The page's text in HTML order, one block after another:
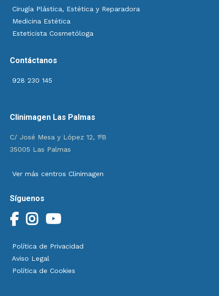
Cirugía Plástica, Estética y Reparadora
Medicina Estética
Esteticista Cosmetóloga
Contáctanos
928 230 145
Clinimagen Las Palmas
C/ José Mesa y López 12, 1ºB
35005 Las Palmas
Ver más centros Clinimagen
Síguenos
Política de Privacidad
Aviso Legal
Política de Cookies